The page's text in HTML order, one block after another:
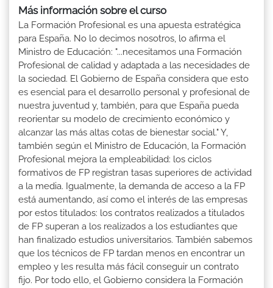
Más información sobre el curso
La Formación Profesional es una apuesta estratégica
para España. No lo decimos nosotros, lo afirma el
Ministro de Educación: "...necesitamos una Formación
Profesional de calidad y adaptada a las necesidades de
la sociedad. El Gobierno de España considera que esto
es esencial para el desarrollo personal y profesional de
nuestra juventud y, también, para que España pueda
reorientar su modelo de crecimiento económico y
alcanzar las más altas cotas de bienestar social." Y,
también según el Ministro de Educación, la Formación
Profesional mejora la empleabilidad: los ciclos
formativos de FP registran tasas superiores de actividad
a la media. Igualmente, la demanda de acceso a la FP
está aumentando, así como el interés de las empresas
por estos titulados: los contratos realizados a titulados
de FP superan a los realizados a los estudiantes que
han finalizado estudios universitarios. También sabemos
que los técnicos de FP tardan menos en encontrar un
empleo y les resulta más fácil conseguir un contrato
fijo. Por todo ello, el Gobierno considera la Formación